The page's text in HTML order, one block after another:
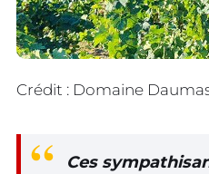
Crédit : Domaine
Ces